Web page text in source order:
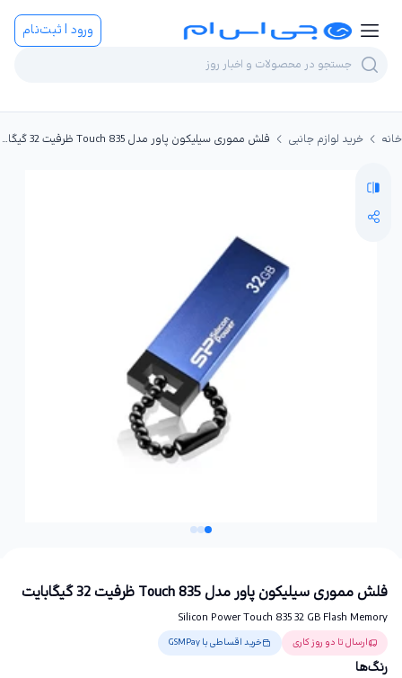
ورود | ثبت‌نام
خانه خرید لوازم جانبی فلش مموری سیلیکون پاور مدل Touch 835 ظرفیت 32 گیگابایت
فلش مموری سیلیکون پاور مدل Touch 835 ظرفیت 32 گیگابایت
Silicon Power Touch 835 32 GB Flash Memory
ارسال تا دو روز کاری خرید اقساطی با GSMPay
رنگ‌ها